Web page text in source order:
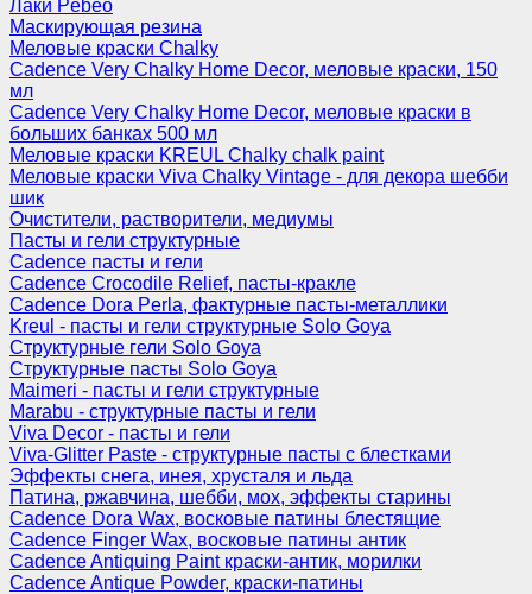
Лаки Pebeo
Маскирующая резина
Меловые краски Chalky
Cadence Very Chalky Home Decor, меловые краски, 150
мл
Cadence Very Chalky Home Decor, меловые краски в
больших банках 500 мл
Меловые краски KREUL Chalky chalk paint
Меловые краски Viva Chalky Vintage - для декора шебби
шик
Очистители, растворители, медиумы
Пасты и гели структурные
Cadence пасты и гели
Cadence Crocodile Relief, пасты-кракле
Cadence Dora Perla, фактурные пасты-металлики
Kreul - пасты и гели структурные Solo Goya
Структурные гели Solo Goya
Структурные пасты Solo Goya
Maimeri - пасты и гели структурные
Marabu - структурные пасты и гели
Viva Decor - пасты и гели
Viva-Glitter Paste - структурные пасты с блестками
Эффекты снега, инея, хрусталя и льда
Патина, ржавчина, шебби, мох, эффекты старины
Cadence Dora Wax, восковые патины блестящие
Cadence Finger Wax, восковые патины антик
Сadence Antiquing Paint краски-антик, морилки
Cadence Antique Powder, краски-патины